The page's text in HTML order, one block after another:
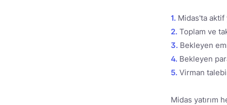
1. Midas'ta aktif
2. Toplam ve
3. Bekleyen
4. Bekleyen
5. Virman
Midas yatırım